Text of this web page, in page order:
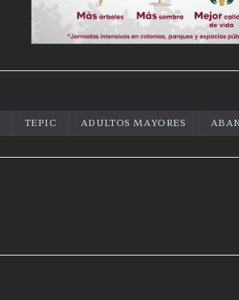
TEPIC ADULTOS MAYORES